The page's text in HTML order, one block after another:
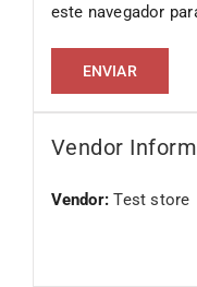
este navegador
Vendor
Vendor:Test store